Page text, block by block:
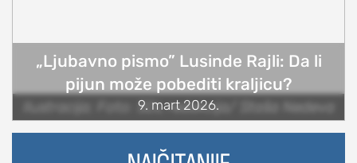
Ilustracija; Foto: SDL redakcija/ Staša Nedeva
„Ljubavno pismo” Lusinde Rajli: Da li
pijun može pobediti kraljicu?
9. mart 2026.